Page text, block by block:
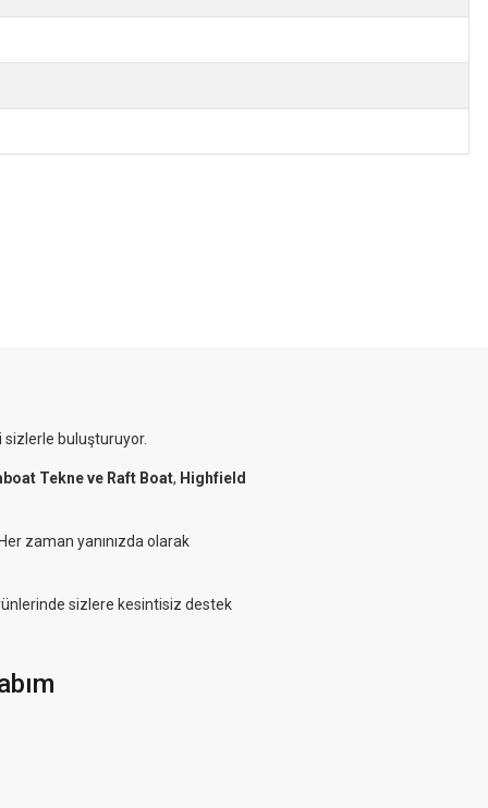
sizlerle buluşturuyor.
Tekne ve Raft Boat, Highfield
zaman yanınızda olarak
sizlere kesintisiz destek